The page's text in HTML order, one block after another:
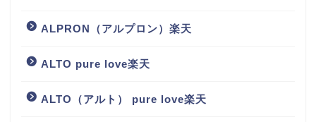
ALPRON（アルプロン）楽天
ALTO pure love楽天
ALTO（アルト） pure love楽天